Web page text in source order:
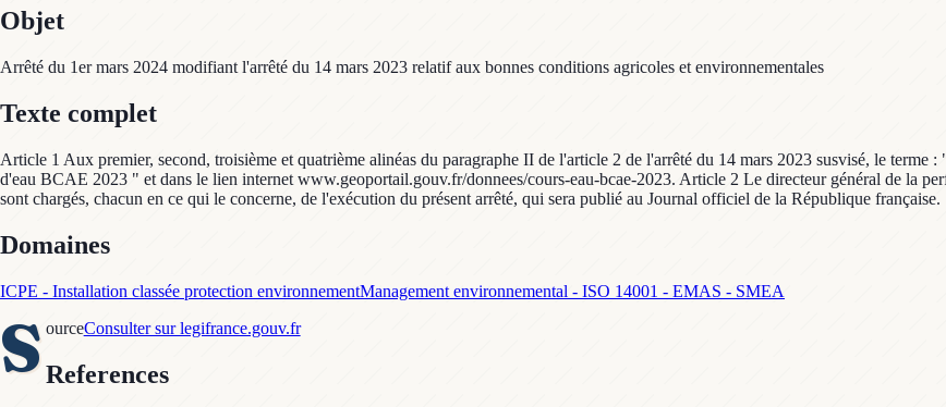
Objet
Arrêté du 1er mars 2024 modifiant l'arrêté du 14 mars 2023 relatif aux bonnes conditions agricoles et environnementales
Texte complet
Article 1 Aux premier, second, troisième et quatrième alinéas du paragraphe II de l'article 2 de l'arrêté du 14 mars 2023 susvisé, le
d'eau BCAE 2023 " et dans le lien internet www.geoportail.gouv.fr/donnees/cours-eau-bcae-2023. Article 2 Le directeur général de la
sont chargés, chacun en ce qui le concerne, de l'exécution du présent arrêté, qui sera publié au Journal officiel de la République française.
Domaines
ICPE - Installation classée protection environnementManagement environnemental - ISO 14001 - EMAS - SMEA
S ourceConsulter sur legifrance.gouv.fr
References